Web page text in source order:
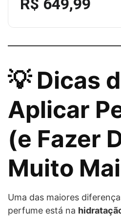
R$ 649,99
💡 Dicas
Aplicar
(e Fazer
Muito
Uma das maiores
perfume está na